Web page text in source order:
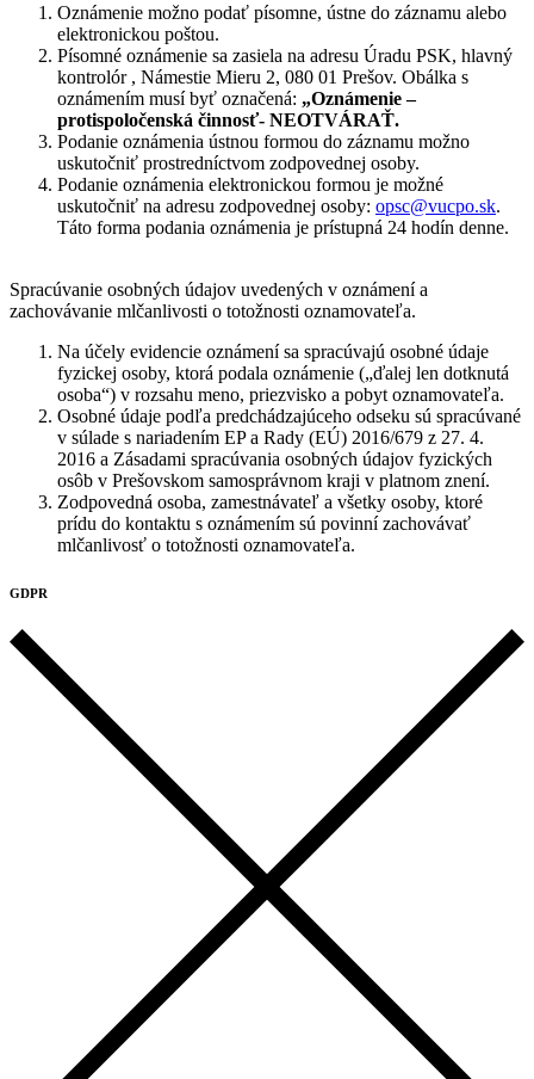
Oznámenie možno podať písomne, ústne do záznamu alebo
elektronickou poštou.
Písomné oznámenie sa zasiela na adresu Úradu PSK, hlavný
kontrolór , Námestie Mieru 2, 080 01 Prešov. Obálka s
oznámením musí byť označená: „Oznámenie –
protispoločenská činnosť- NEOTVÁRAŤ.
Podanie oznámenia ústnou formou do záznamu možno
uskutočniť prostredníctvom zodpovednej osoby.
Podanie oznámenia elektronickou formou je možné
uskutočniť na adresu zodpovednej osoby: opsc@vucpo.sk.
Táto forma podania oznámenia je prístupná 24 hodín denne.
Spracúvanie osobných údajov uvedených v oznámení a
zachovávanie mlčanlivosti o totožnosti oznamovateľa.
Na účely evidencie oznámení sa spracúvajú osobné údaje
fyzickej osoby, ktorá podala oznámenie („ďalej len dotknutá
osoba“) v rozsahu meno, priezvisko a pobyt oznamovateľa.
Osobné údaje podľa predchádzajúceho odseku sú spracúvané
v súlade s nariadením EP a Rady (EÚ) 2016/679 z 27. 4.
2016 a Zásadami spracúvania osobných údajov fyzických
osôb v Prešovskom samosprávnom kraji v platnom znení.
Zodpovedná osoba, zamestnávateľ a všetky osoby, ktoré
prídu do kontaktu s oznámením sú povinní zachovávať
mlčanlivosť o totožnosti oznamovateľa.
GDPR